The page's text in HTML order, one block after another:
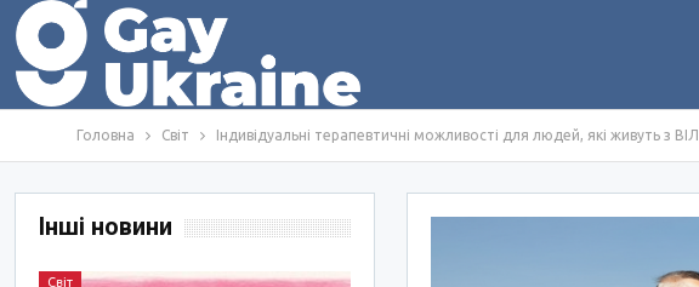
Головна Світ Індивідуальні терапевтичні можливості для людей, які живуть з ВІЛ
Інші новини
Світ